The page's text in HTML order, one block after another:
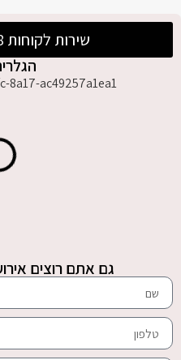
שירות לקוחות 03-9627708
גם אתם רוצים